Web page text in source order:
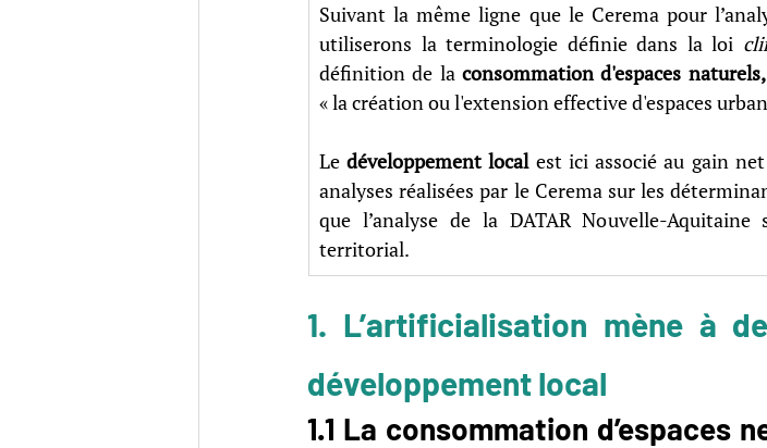
Suivant la même ligne que le Cerema pour
utiliserons la terminologie définie dans la loi
définition de la consommation d'espaces
« la création ou l'extension effective d'espaces
Le développement local est ici associé au gain net
analyses réalisées par le Cerema sur les
que l’analyse de la DATAR Nouvelle-
territorial.
1. L’artificialisation mène à
développement local
1.1 La consommation d’espaces